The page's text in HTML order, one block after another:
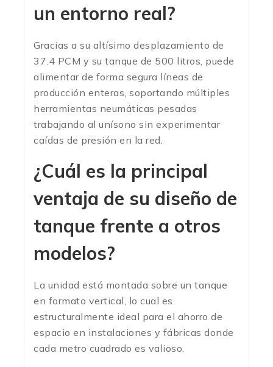
un entorno real?
Gracias a su altísimo desplazamiento de
37.4 PCM y su tanque de 500 litros, puede
alimentar de forma segura líneas de
producción enteras, soportando múltiples
herramientas neumáticas pesadas
trabajando al unísono sin experimentar
caídas de presión en la red.
¿Cuál es la principal
ventaja de su diseño de
tanque frente a otros
modelos?
La unidad está montada sobre un tanque
en formato vertical, lo cual es
estructuralmente ideal para el ahorro de
espacio en instalaciones y fábricas donde
cada metro cuadrado es valioso.